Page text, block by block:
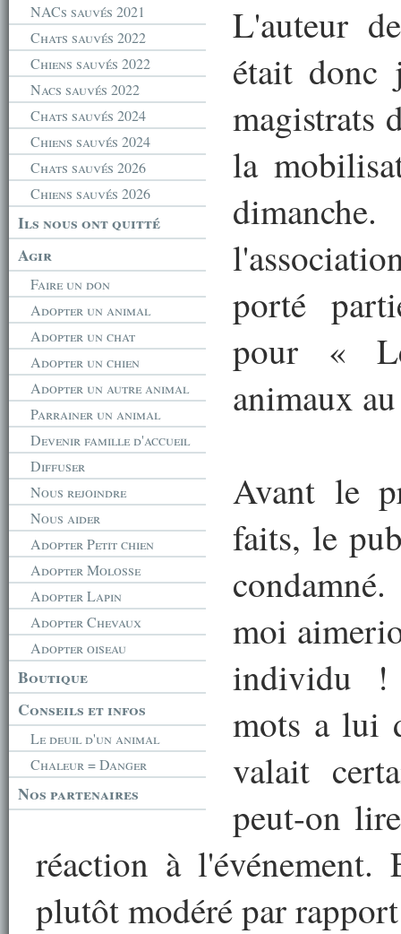
NACs sauvés 2021
Chats sauvés 2022
Chiens sauvés 2022
Nacs sauvés 2022
Chats sauvés 2024
Chiens sauvés 2024
Chats sauvés 2026
Chiens sauvés 2026
Ils nous ont quitté
Agir
Faire un don
Adopter un animal
Adopter un chat
Adopter un chien
Adopter un autre animal
Parrainer un animal
Devenir famille d'accueil
Diffuser
Nous rejoindre
Nous aider
Adopter Petit chien
Adopter Molosse
Adopter Lapin
Adopter Chevaux
Adopter oiseau
Boutique
Conseils et infos
Le deuil d'un animal
Chaleur = Danger
Nos partenaires
L'auteur
était donc
magistrats
la
porté
pour «
animaux
Avant le
faits, le
moi
individu !
mots a lui
valait
peut-on
réaction à l'événement.
plutôt modéré par